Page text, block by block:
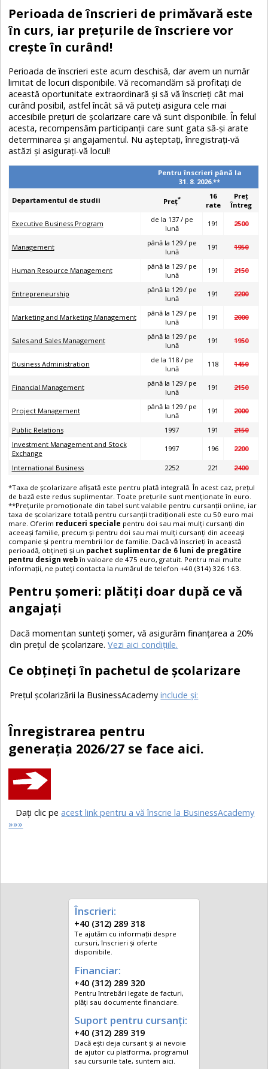
Perioada de înscrieri de primăvară este
în curs, iar prețurile de înscriere vor
crește în curând!
Perioada de înscrieri este acum deschisă, dar avem un număr
limitat de locuri disponibile. Vă recomandăm să profitați de
această oportunitate extraordinară și să vă înscrieți cât mai
curând posibil, astfel încât să vă puteți asigura cele mai
accesibile prețuri de școlarizare care vă sunt disponibile. În felul
acesta, recompensăm participanții care sunt gata să-și arate
determinarea și angajamentul. Nu așteptați, înregistrați-vă
astăzi și asigurați-vă locul!
Pentru înscrieri până la
31. 8. 2026.**
Departamentul de studii Preţ*
16
rate
Preţ
Întreg
Executive Business Program
de la 137 / pe
lună
191 2500
Management
până la 129 / pe
lună
191 1950
Human Resource Management
până la 129 / pe
lună
191 2150
Entrepreneurship
până la 129 / pe
lună
191 2200
Marketing and Marketing Management
până la 129 / pe
lună
191 2000
Sales and Sales Management
până la 129 / pe
lună
191 1950
Business Administration
de la 118 / pe
lună
118 1450
Financial Management
până la 129 / pe
lună
191 2150
Project Management
până la 129 / pe
lună
191 2000
Public Relations 1997 191
2150
Investment Management and Stock
Exchange
1997 196 2200
International Business 2252 221 2400
*Taxa de școlarizare afișată este pentru plată integrală. În acest caz, prețul
de bază este redus suplimentar. Toate prețurile sunt menționate în euro.
**Prețurile promoționale din tabel sunt valabile pentru cursanții online, iar
taxa de școlarizare totală pentru cursanții tradiționali este cu 50 euro mai
mare. Oferim reduceri speciale pentru doi sau mai mulți cursanți din
aceeași familie, precum și pentru doi sau mai mulți cursanți din aceeași
companie și pentru membrii lor de familie. Dacă vă înscrieți în această
perioadă, obțineți și un pachet suplimentar de 6 luni de pregătire
pentru design webîn valoare de 475 euro, gratuit. Pentru mai multe
informații, ne puteți contacta la numărul de telefon+40 (314) 326 163
Pentru șomeri: plătiți doar după ce vă
angajați
Dacă momentan sunteți șomer, vă asigurăm finanțarea a 20%
din prețul de școlarizare.Vezi aici condițiile.
Ce obţineţi în pachetul de şcolarizare
Prețul școlarizării la BusinessAcademyinclude și:
Înregistrarea pentru
generaţia 2026/27 se face aici.
Daţi clic peacest link pentru a vă înscrie la BusinessAcademy
»»»
Înscrieri:
+40 (312) 289 318
Te ajutăm cu informații despre
cursuri, înscrieri și oferte
disponibile.
Financiar:
+40 (312) 289 320
Pentru întrebări legate de facturi,
plăți sau documente financiare.
Suport pentru cursanți:
+40 (312) 289 319
Dacă ești deja cursant și ai nevoie
de ajutor cu platforma, programul
sau cursurile tale, suntem aici.